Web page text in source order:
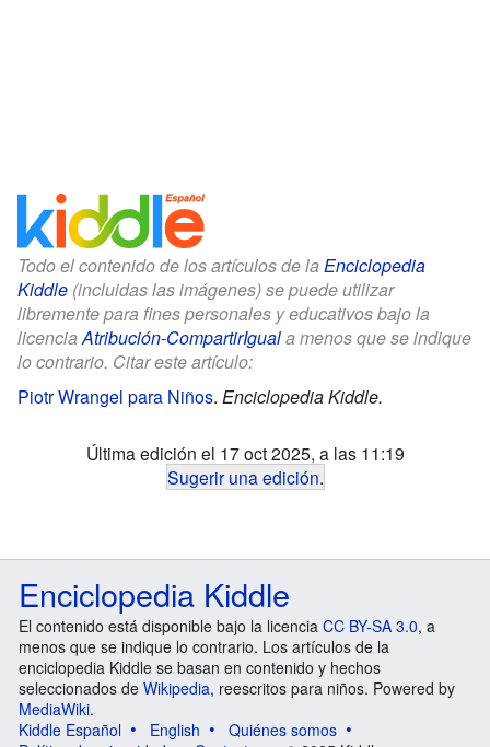
Todo el contenido de los artículos de la Enciclopedia
Kiddle (incluidas las imágenes) se puede utilizar
libremente para fines personales y educativos bajo la
licenciaAtribución-CompartirIguala menos que se indique
lo contrario. Citar este artículo:
Piotr Wrangel para Niños. Enciclopedia Kiddle.
Última edición el 17 oct 2025, a las 11:19
Sugerir una edición.
Enciclopedia Kiddle
El contenido está disponible bajo la licencia CC BY-SA 3.0, a
menos que se indique lo contrario. Los artículos de la
enciclopedia Kiddle se basan en contenido y hechos
seleccionados de Wikipedia, reescritos para niños. Powered by
MediaWiki.
Kiddle Español
English
Quiénes somos